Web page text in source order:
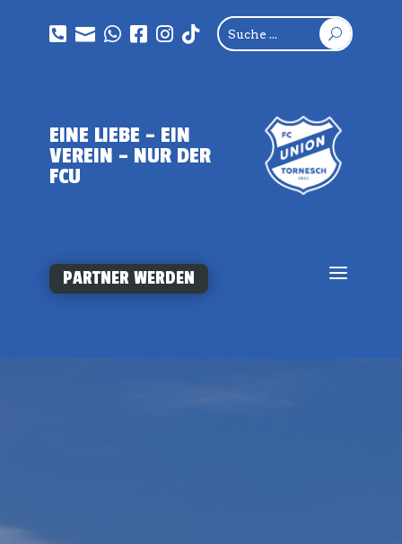
      U
EINE LIEBE – EIN
VEREIN – NUR DER
FCU
PARTNER WERDEN a